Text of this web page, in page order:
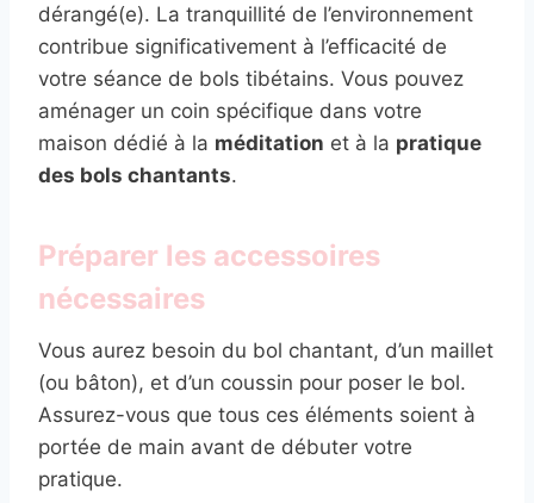
dérangé(e). La tranquillité de l’environnement
contribue significativement à l’efficacité de
votre séance de bols tibétains. Vous pouvez
aménager un coin spécifique dans votre
maison dédié à la méditation et à la pratique
des bols chantants.
Préparer les accessoires
nécessaires
Vous aurez besoin du bol chantant, d’un maillet
(ou bâton), et d’un coussin pour poser le bol.
Assurez-vous que tous ces éléments soient à
portée de main avant de débuter votre
pratique.